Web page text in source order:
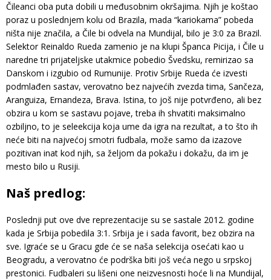
Čileanci oba puta dobili u međusobnim okršajima. Njih je koštao
poraz u poslednjem kolu od Brazila, mada “kariokama” pobeda
ništa nije značila, a Čile bi odvela na Mundijal, bilo je 3:0 za Brazil.
Selektor Reinaldo Rueda zamenio je na klupi Španca Picija, i Čile u
naredne tri prijateljske utakmice pobedio Švedsku, remirizao sa
Danskom i izgubio od Rumunije. Protiv Srbije Rueda će izvesti
podmlađen sastav, verovatno bez najvećih zvezda tima, Sančeza,
Aranguiza, Ernandeza, Brava. Istina, to još nije potvrđeno, ali bez
obzira u kom se sastavu pojave, treba ih shvatiti maksimalno
ozbiljno, to je seleekcija koja ume da igra na rezultat, a to što ih
neće biti na najvećoj smotri fudbala, može samo da izazove
pozitivan inat kod njih, sa željom da pokažu i dokažu, da im je
mesto bilo u Rusiji.
Naš predlog:
Poslednji put ove dve reprezentacije su se sastale 2012. godine
kada je Srbija pobedila 3:1. Srbija je i sada favorit, bez obzira na
sve. Igraće se u Gracu gde će se naša selekcija osećati kao u
Beogradu, a verovatno će podrška biti još veća nego u srpskoj
prestonici. Fudbaleri su lišeni one neizvesnosti hoće li na Mundijal,